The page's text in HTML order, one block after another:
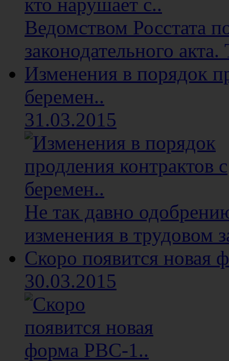
Ведомством Росстата
законодательного
Изменения в порядок
беремен..
31.03.2015
Не так давно
изменения в трудовом
Скоро появится новая
30.03.2015